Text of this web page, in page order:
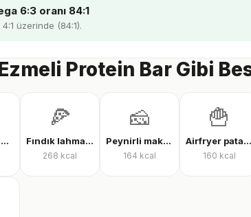
6:3 oranı 84:1
4:1 üzerinde (84:1).
Ezmeli Protein Bar Gibi
Peynir altı suyu protein tozu
🍕
Fındık lahmacun
268 kcal
🧀
Peynirli makarna
164 kcal
🍟
Airfryer patates kızartması
160 kcal